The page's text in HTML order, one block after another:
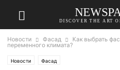
DISCOVER THE ART
Новости Фасад
Как выбрать
переменного климата?
Новости Фасад